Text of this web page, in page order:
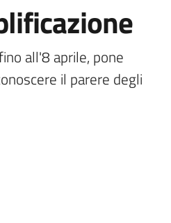
all'8 aprile, pone
il parere degli